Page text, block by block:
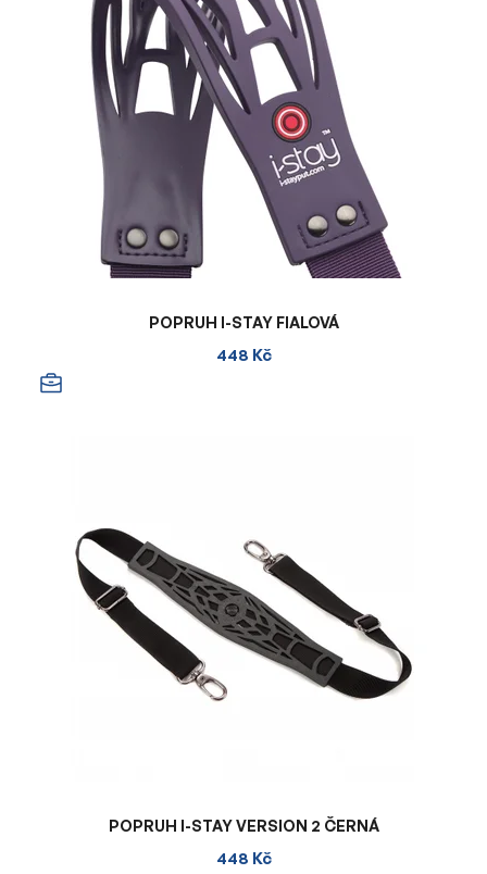
POPRUH I-STAY FIALOVÁ
448 Kč
POPRUH I-STAY VERSION 2 ČERNÁ
448 Kč